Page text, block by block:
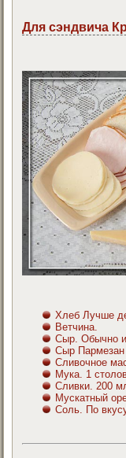
Для сэндвича
Хлеб Лучше
Ветчина.
Сыр. Обычно
Сыр
Сливочное
Мука. 1
Сливки. 200
Мускатный
Соль. По